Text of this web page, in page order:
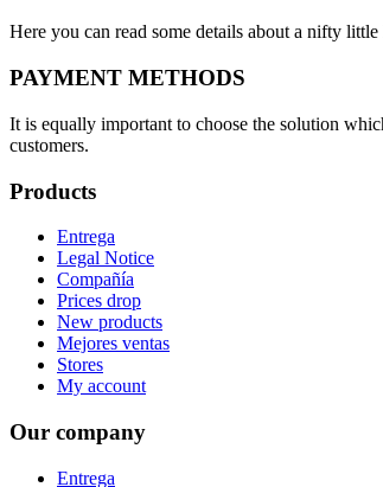
Here you can read some details about a nifty
PAYMENT METHODS
It is equally important to choose the solution
customers.
Products
Entrega
Legal Notice
Compañía
Prices drop
New products
Mejores ventas
Stores
My account
Our company
Entrega